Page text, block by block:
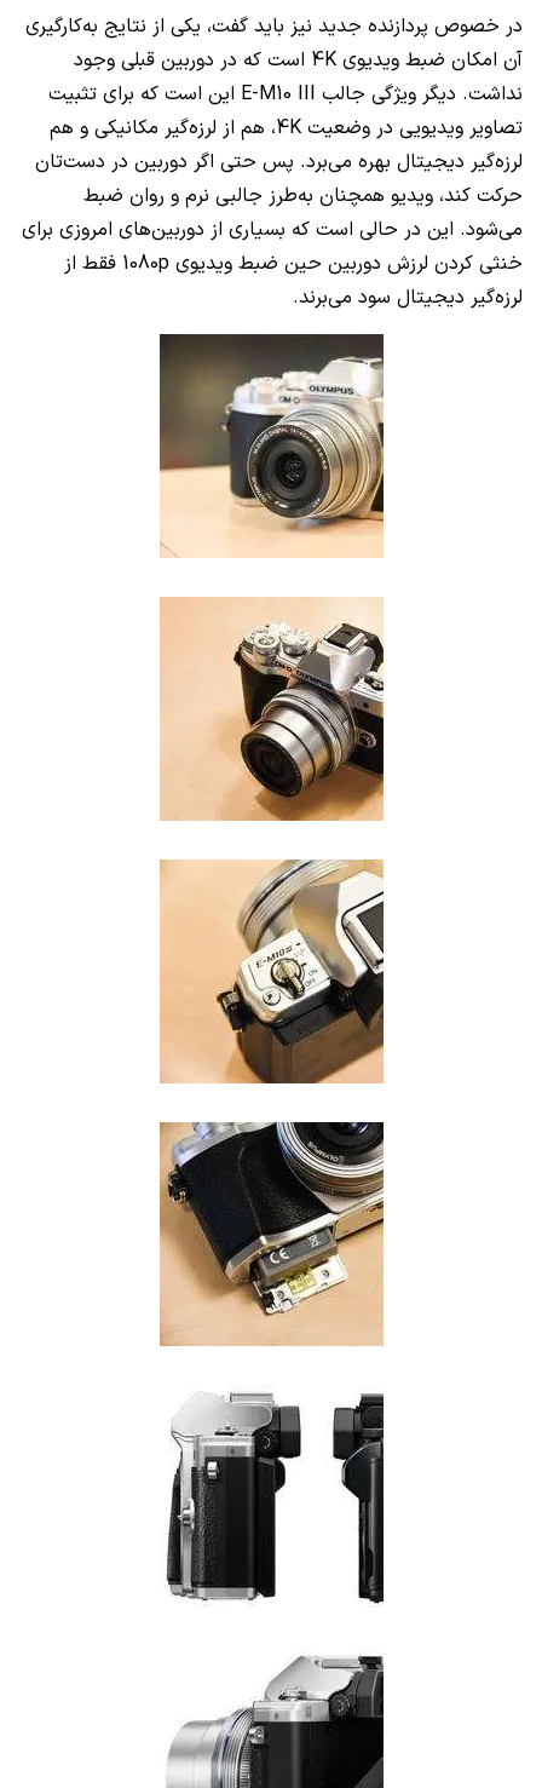
در خصوص پردازنده جدید نیز باید گفت، یکی از نتایج به‌کارگیری
آن امکان ضبط ویدیوی 4K است که در دوربین قبلی وجود
نداشت. دیگر ویژگی جالب E-M10 III این است که برای تثبیت
تصاویر ویدیویی در وضعیت ،4K هم از لرزه‌گیر مکانیکی و هم
لرزه‌گیر دیجیتال بهره می‌برد. پس حتی اگر دوربین در دست‌تان
حرکت کند، ویدیو همچنان به‌طرز جالبی نرم و روان ضبط
می‌شود. این در حالی است که بسیاری از دوربین‌های امروزی برای
خنثی کردن لرزش دوربین حین ضبط ویدیوی 1080p فقط از
لرزه‌گیر دیجیتال سود می‌برند.